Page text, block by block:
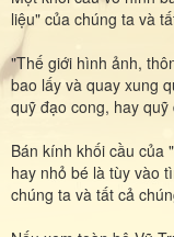
liệu" của chúng ta và
"Thế giới hình ảnh,
bao lấy và quay xung
quỹ đạo cong, hay
Bán kính khối cầu của
hay nhỏ bé là tùy vào
chúng ta và tất cả